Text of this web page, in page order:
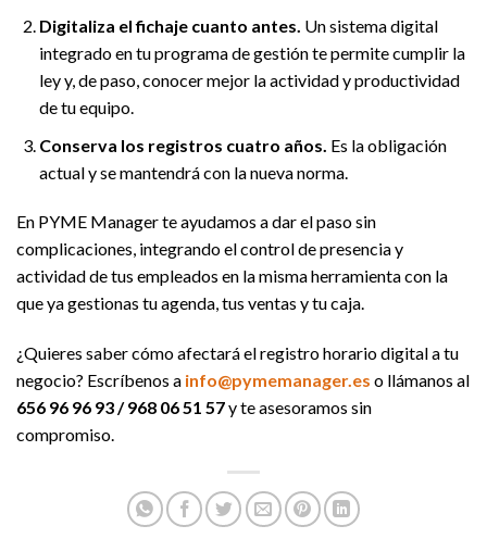
Digitaliza el fichaje cuanto antes. Un sistema digital
integrado en tu programa de gestión te permite cumplir la
ley y, de paso, conocer mejor la actividad y productividad
de tu equipo.
Conserva los registros cuatro años. Es la obligación
actual y se mantendrá con la nueva norma.
En PYME Manager te ayudamos a dar el paso sin
complicaciones, integrando el control de presencia y
actividad de tus empleados en la misma herramienta con la
que ya gestionas tu agenda, tus ventas y tu caja.
¿Quieres saber cómo afectará el registro horario digital a tu
negocio? Escríbenos a info@pymemanager.es o llámanos al
656 96 96 93 / 968 06 51 57y te asesoramos sin
compromiso.